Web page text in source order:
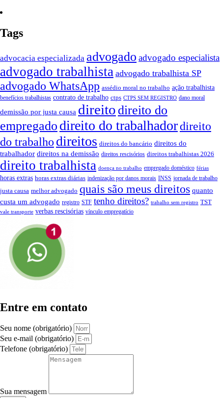
Tags
advocacia especializada advogado advogado especialista
advogado trabalhista advogado trabalhista SP
advogado WhatsApp assédio moral no trabalho ação trabalhista
benefícios trabalhistas contrato de trabalho ctps CTPS SEM REGISTRO dano moral
demissão por justa causa direito direito do
empregado direito do trabalhadordireito
do trabalho direitos direitos do bancário direitos do
trabalhador direitos na demissão direitos rescisórios direitos trabalhistas 2026
direito trabalhista doença no trabalho empregado doméstico férias
horas extras horas extras diárias indenização por danos morais INSS jornada de trabalho
justa causa melhor advogado quais são meus direitos quanto
custa um advogado registro STF tenho direitos? trabalho sem registro TST
vale transporte verbas rescisórias vínculo empregatício
Entre em contato
Seu nome (obrigatório)
Seu e-mail (obrigatório)
Telefone (obrigatório)
Sua mensagem